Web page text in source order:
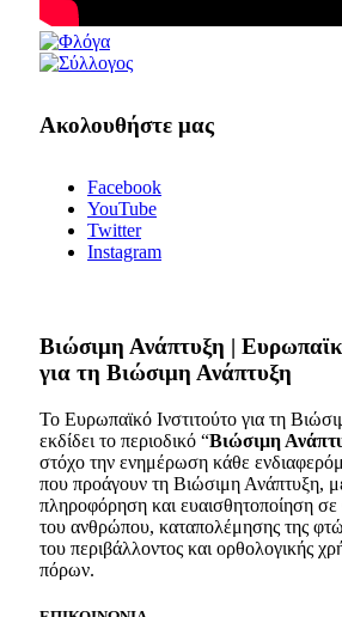
Ακολουθήστε μας
Facebook
YouTube
Twitter
Instagram
Bιώσιμη Ανάπτυξη |
για τη Βιώσιμη Ανάπτυξη
Το Ευρωπαϊκό Ινστιτούτο για τη
εκδίδει το περιοδικό “Βιώσιμη
στόχο την ενημέρωση κάθε
που προάγουν τη Βιώσιμη Ανάπτυξη,
πληροφόρηση και ευαισθητοποίηση σε
του ανθρώπου, καταπολέμησης της
του περιβάλλοντος και ορθολογικής
πόρων.